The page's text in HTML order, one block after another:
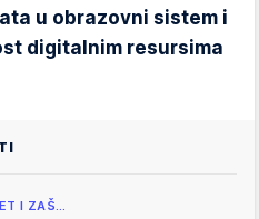
u obrazovni sistem i
digitalnim resursima
I ZAŠ…